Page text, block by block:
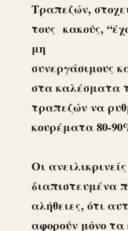
Τραπεζών,
τους κακούς,
μη
συνεργάσιμους
στα καλέσματα
τραπεζών να
κουρέματα 80-
Οι
διαπιστευμένα
αλήθειες, ότι
αφορούν μόνο